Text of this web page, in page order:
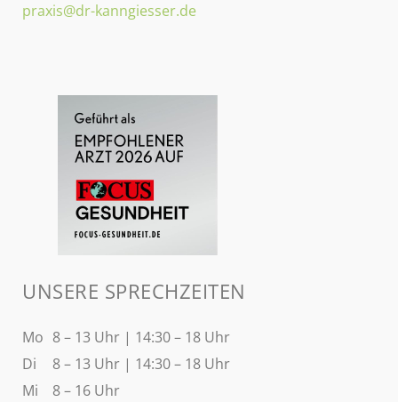
praxis@dr-kanngiesser.de
UNSERE SPRECHZEITEN
Mo 8 – 13 Uhr | 14:30 – 18 Uhr
Di
8 – 13 Uhr | 14:30 – 18 Uhr
Mi
8 – 16 Uhr